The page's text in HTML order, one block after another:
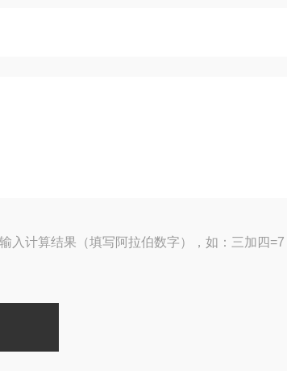
入计算结果（填写阿拉伯数字），如：三加四=7